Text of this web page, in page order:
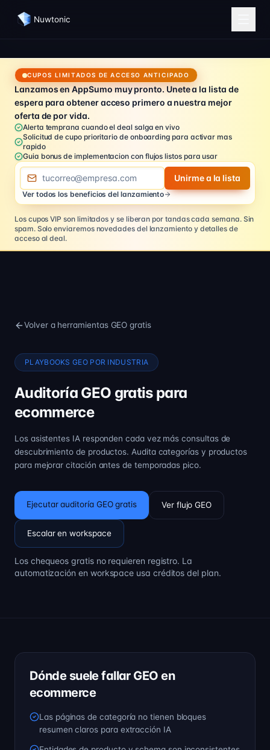
Nuwtonic
CUPOS LIMITADOS DE ACCESO ANTICIPADO
Lanzamos en AppSumo muy pronto. Unete a la lista de
espera para obtener acceso primero a nuestra mejor
oferta de por vida.
Alerta temprana cuando el deal salga en vivo
Solicitud de cupo prioritario de onboarding para activar mas
rapido
Guia bonus de implementacion con flujos listos para usar
Correo electronico
Unirme a la lista
Ver todos los beneficios del lanzamiento
Los cupos VIP son limitados y se liberan por tandas cada semana. Sin
spam. Solo enviaremos novedades del lanzamiento y detalles de
acceso al deal.
Volver a herramientas GEO gratis
PLAYBOOKS GEO POR INDUSTRIA
Auditoría GEO gratis para
ecommerce
Los asistentes IA responden cada vez más consultas de
descubrimiento de productos. Audita categorías y productos
para mejorar citación antes de temporadas pico.
Ejecutar auditoría GEO gratis Ver flujo GEO
Escalar en workspace
Los chequeos gratis no requieren registro. La
automatización en workspace usa créditos del plan.
Dónde suele fallar GEO en
ecommerce
Las páginas de categoría no tienen bloques
resumen claros para extracción IA